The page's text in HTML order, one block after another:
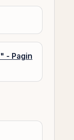
- Pagin